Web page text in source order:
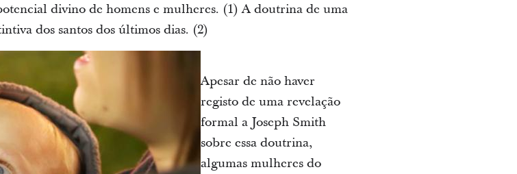
divino de homens e mulheres. (1) A doutrina de uma
dos santos dos últimos dias. (2)
Apesar de não haver
registo de uma revelação
formal a Joseph Smith
sobre essa doutrina,
algumas mulheres do